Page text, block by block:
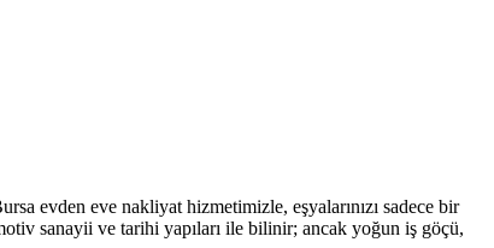
evden eve nakliyat hizmetimizle, eşyalarınızı sadece bir
sanayii ve tarihi yapıları ile bilinir; ancak yoğun iş göçü,